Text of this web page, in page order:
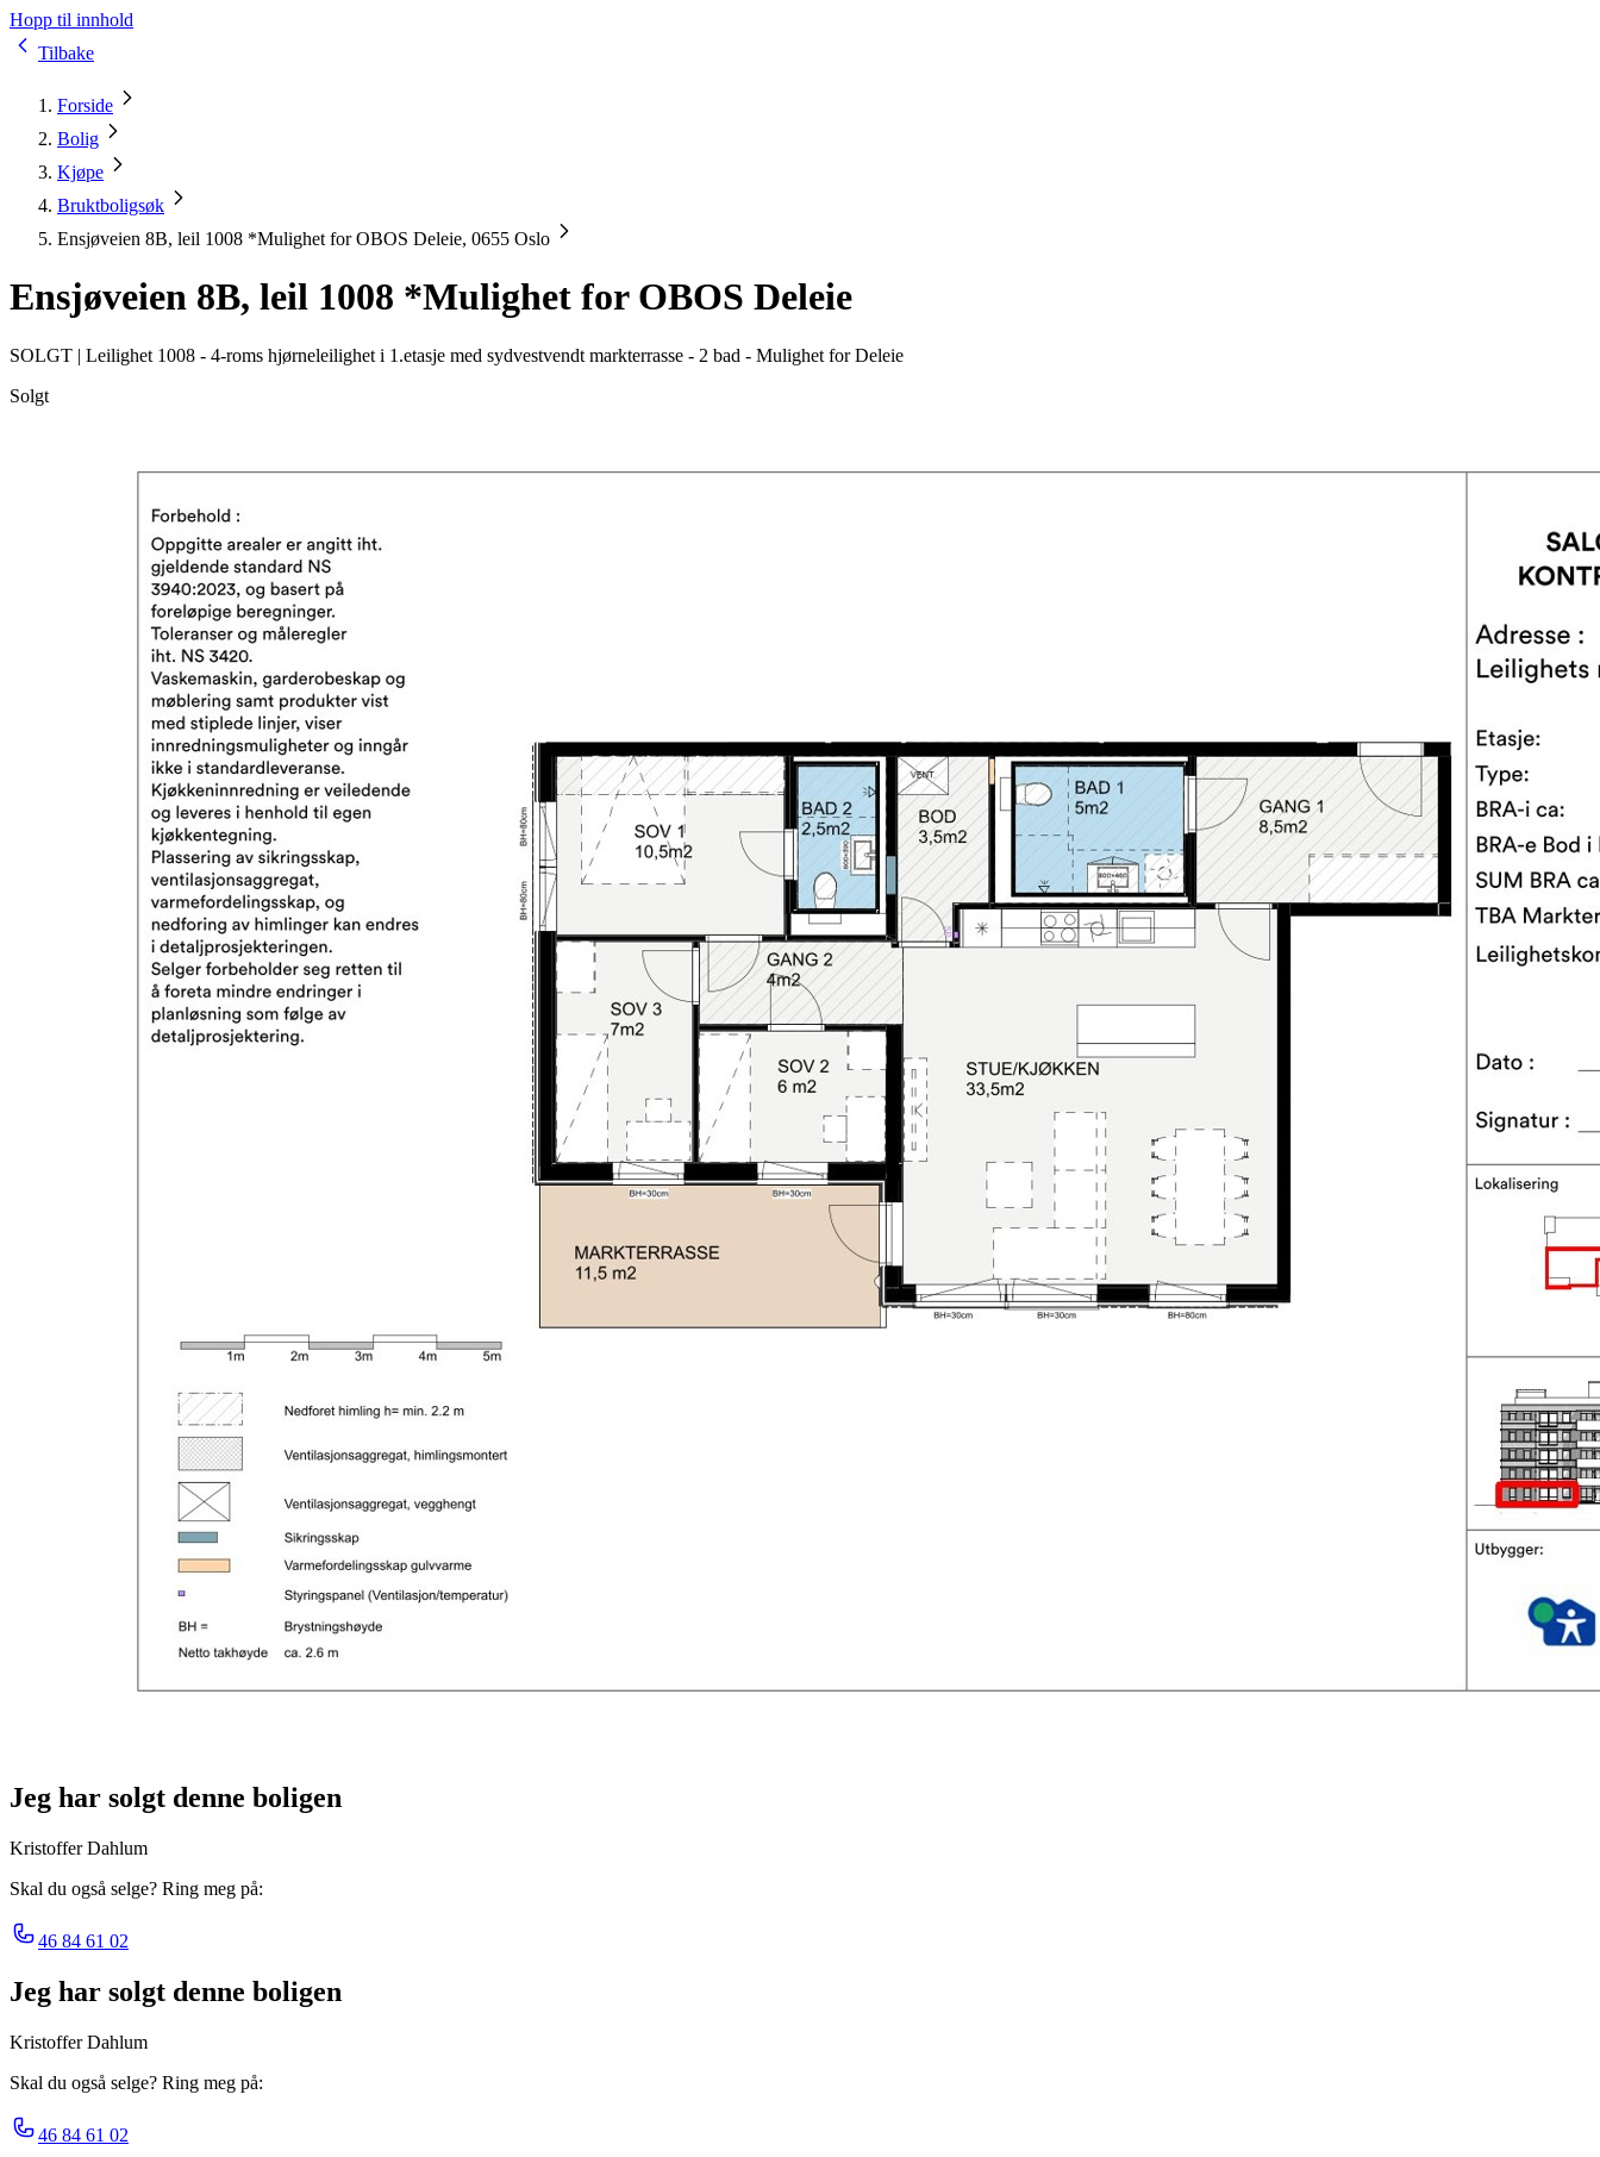
Hopp til innhold
Tilbake
Forside
Bolig
Kjøpe
Bruktboligsøk
Ensjøveien 8B, leil 1008 *Mulighet for OBOS Deleie, 0655 Oslo
Ensjøveien 8B, leil 1008 *Mulighet for OBOS Deleie
SOLGT | Leilighet 1008 - 4-roms hjørneleilighet i 1.etasje med sydvestvendt markterrasse - 2 bad - Mulighet for Deleie
Solgt
Jeg har solgt denne boligen
Kristoffer Dahlum
Skal du også selge? Ring meg på:
46 84 61 02
Jeg har solgt denne boligen
Kristoffer Dahlum
Skal du også selge? Ring meg på:
46 84 61 02